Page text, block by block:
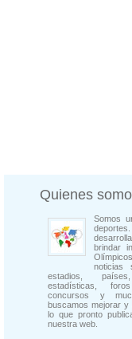
Quienes
Somos
brindar
noticias
estadios,
estadísticas,
concursos y
buscamos mejorar y
lo que pronto
nuestra web.